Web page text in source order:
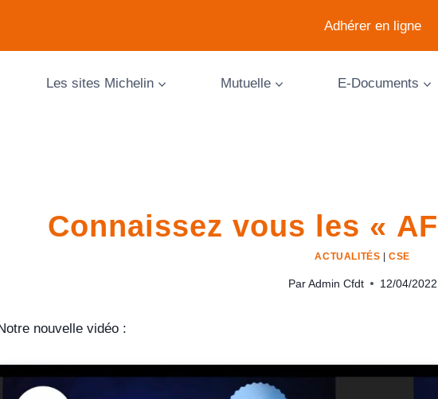
Adhérer en ligne
Les sites Michelin Mutuelle E-Documents
Connaissez vous les «
ACTUALITÉS |CSE
Par Admin Cfdt 12/04/2022
nouvelle vidéo :